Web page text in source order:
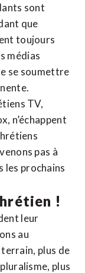
sont
que
toujours
médias
se soumettre
TV,
n’échappent
pas à
les prochains
!
leur
au
plus de
plus